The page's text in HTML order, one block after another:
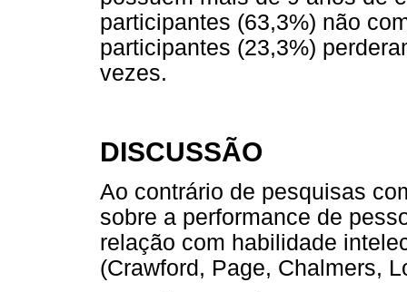
participantes (63,3%) não
participantes (23,3%)
vezes.
DISCUSSÃO
Ao contrário de pesquisas
sobre a performance de
relação com habilidade
(Crawford, Page, Chalmers,